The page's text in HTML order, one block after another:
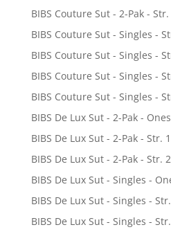
BIBS Couture Sut - 2-Pak -
BIBS Couture Sut - Singles -
BIBS Couture Sut - Singles -
BIBS Couture Sut - Singles -
BIBS Couture Sut - Singles -
BIBS De Lux Sut - 2-Pak -
BIBS De Lux Sut - 2-Pak - Str.
BIBS De Lux Sut - 2-Pak - Str.
BIBS De Lux Sut - Singles -
BIBS De Lux Sut - Singles -
BIBS De Lux Sut - Singles -